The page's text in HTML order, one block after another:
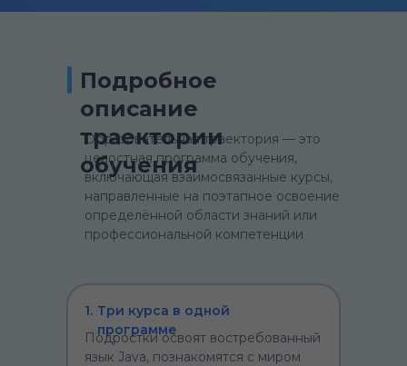
Образовательная траектория — это
целостная программа обучения,
включающая взаимосвязанные курсы,
направленные на поэтапное освоение
определённой области знаний или
профессиональной компетенции
Подробное
описание
траектории
обучения
Подростки освоят востребованный
язык Java, познакомятся с миром
Три курса в одной
программе
1.